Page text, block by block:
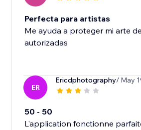
Perfecta para artistas
Me ayuda a proteger mi arte
autorizadas
ER
Ericdphotography/ May
50 - 50
L'application fonctionne